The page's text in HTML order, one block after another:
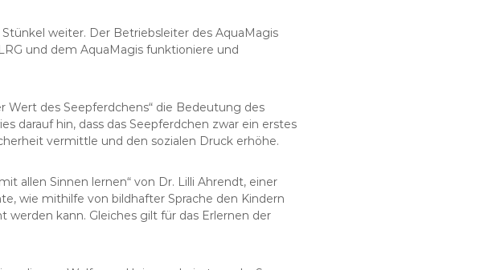
weiter. Der Betriebsleiter des AquaMagis
und dem AquaMagis funktioniere und
Wert des Seepferdchens“ die Bedeutung des
darauf hin, dass das Seepferdchen zwar ein erstes
vermittle und den sozialen Druck erhöhe.
allen Sinnen lernen“ von Dr. Lilli Ahrendt, einer
wie mithilfe von bildhafter Sprache den Kindern
kann. Gleiches gilt für das Erlernen der